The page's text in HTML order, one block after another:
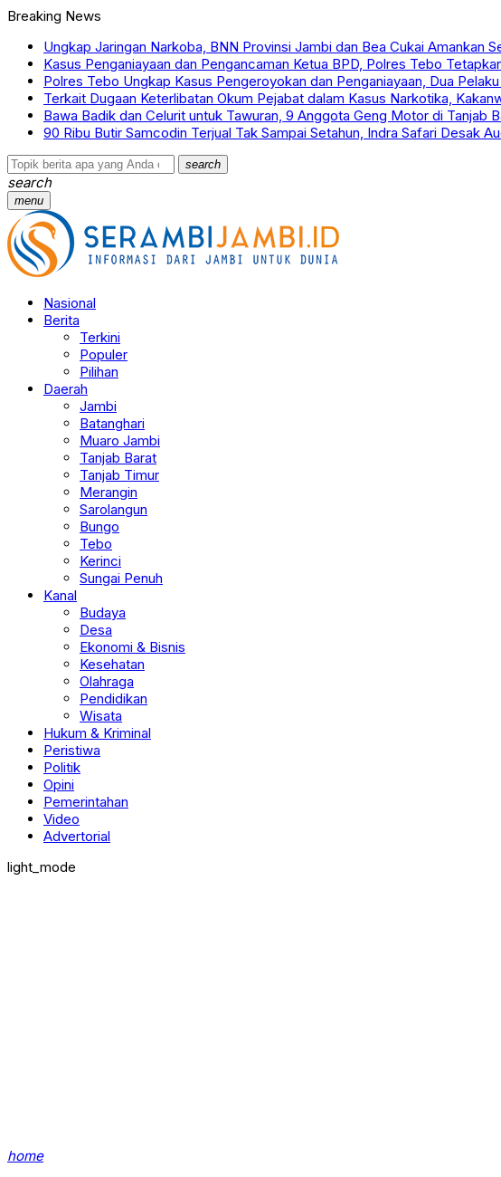
Breaking News
Ungkap Jaringan Narkoba, BNN Provinsi Jambi dan Bea Cukai Amankan
Kasus Penganiayaan dan Pengancaman Ketua BPD, Polres Tebo
Polres Tebo Ungkap Kasus Pengeroyokan dan Penganiayaan, Dua
Terkait Dugaan Keterlibatan Okum Pejabat dalam Kasus Narkotika,
Bawa Badik dan Celurit untuk Tawuran, 9 Anggota Geng Motor di Tanjab
90 Ribu Butir Samcodin Terjual Tak Sampai Setahun, Indra Safari Desak
search
search
menu
Nasional
Berita
Terkini
Populer
Pilihan
Daerah
Jambi
Batanghari
Muaro Jambi
Tanjab Barat
Tanjab Timur
Merangin
Sarolangun
Bungo
Tebo
Kerinci
Sungai Penuh
Kanal
Budaya
Desa
Ekonomi & Bisnis
Kesehatan
Olahraga
Pendidikan
Wisata
Hukum & Kriminal
Peristiwa
Politik
Opini
Pemerintahan
Video
Advertorial
light_mode
home